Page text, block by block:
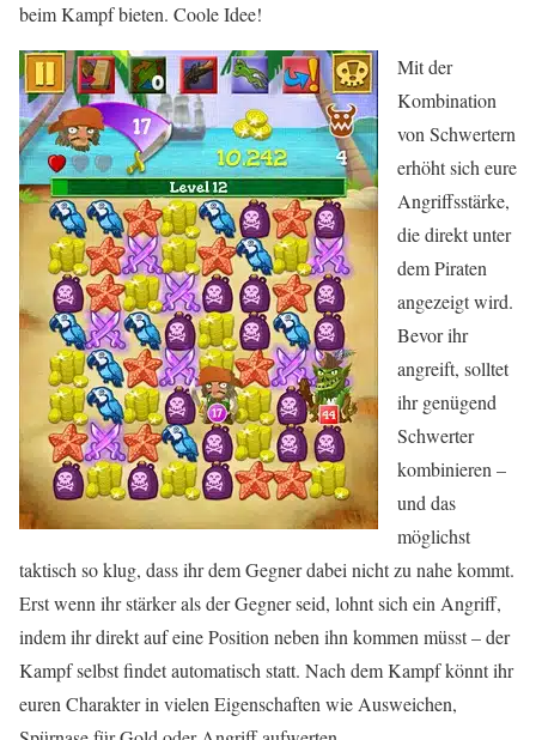
beim Kampf bieten. Coole Idee!
Mit der
Kombination
von Schwertern
erhöht sich eure
Angriffsstärke,
die direkt unter
dem Piraten
angezeigt wird.
Bevor ihr
angreift, solltet
ihr genügend
Schwerter
kombinieren –
und das
möglichst
taktisch so klug, dass ihr dem Gegner dabei nicht zu nahe kommt.
Erst wenn ihr stärker als der Gegner seid, lohnt sich ein Angriff,
indem ihr direkt auf eine Position neben ihn kommen müsst – der
Kampf selbst findet automatisch statt. Nach dem Kampf könnt ihr
euren Charakter in vielen Eigenschaften wie Ausweichen,